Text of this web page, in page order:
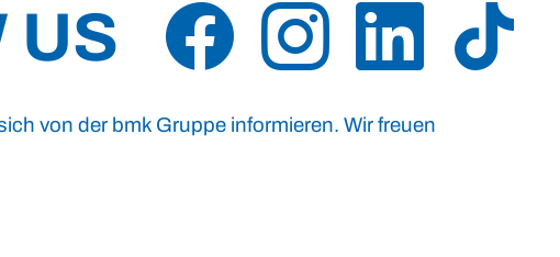
US
von der bmk Gruppe informieren. Wir freuen